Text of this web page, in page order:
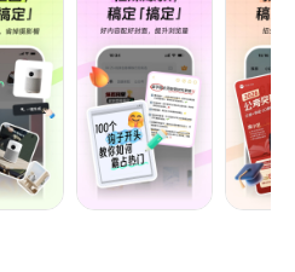
，简化创作流程，实现快速
，让营销更有料!
博主，一键生成爆款笔记==
字，便能轻松为你定制标题和